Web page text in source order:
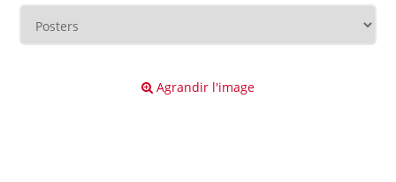
Agrandir l'image